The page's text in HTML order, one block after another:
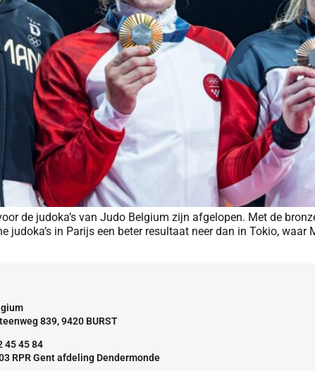
de judoka’s van Judo Belgium zijn afgelopen. Met de
judoka’s in Parijs een beter resultaat neer dan in Tokio,
839, 9420 BURST
45 45 84
RPR Gent afdeling Dendermonde